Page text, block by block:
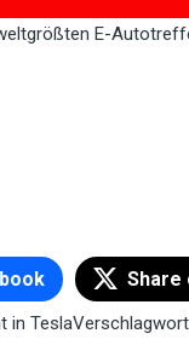
E-
Share
in Tesla